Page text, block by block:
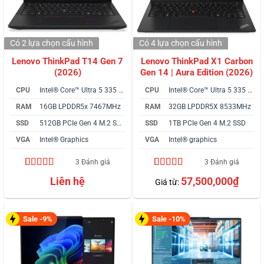
Lenovo ThinkPad T14 Gen 7
(2026)
CPU
Intel® Core™ Ultra 5 335 vPro
RAM
16GB LPDDR5x 7467MHz
SSD
512GB PCIe Gen 4 M.2 SSD
VGA
Intel® Graphics
trên 5
dựa trên
3 Đánh giá
Liên hệ
Có 2 lựa chọn cấu hình
Lenovo ThinkPad X1 Carbon
Gen 14 | Aura Edition (2026)
CPU
Intel® Core™ Ultra 5 335 vPro
RAM
32GB LPDDR5X 8533MHz
SSD
1TB PCIe Gen 4 M.2 SSD
VGA
Intel® graphics
trên 5
dựa trên
3 Đánh giá
Giá từ: 57,500,000₫
Có 4 lựa chọn cấu hình
Sale -9% Sale -10%